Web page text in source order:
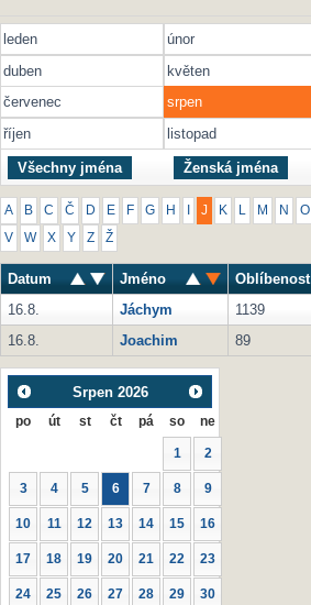
leden únor
duben
květen
červenec
srpen
říjen
listopad
Všechny jména Ženská jména
A B C Č D E F G H J K M N O
V W X Y Z Ž
Datum Jméno Oblíbenost
16.8.
Jáchym 1139
16.8.
Joachim 89
Srpen 2026
po út st čt pá so ne
1 2
3 4 5 6 7 8 9
10 11 12 13 14 15 16
17 18 19 20 21 22 23
24 25 26 27 28 29 30